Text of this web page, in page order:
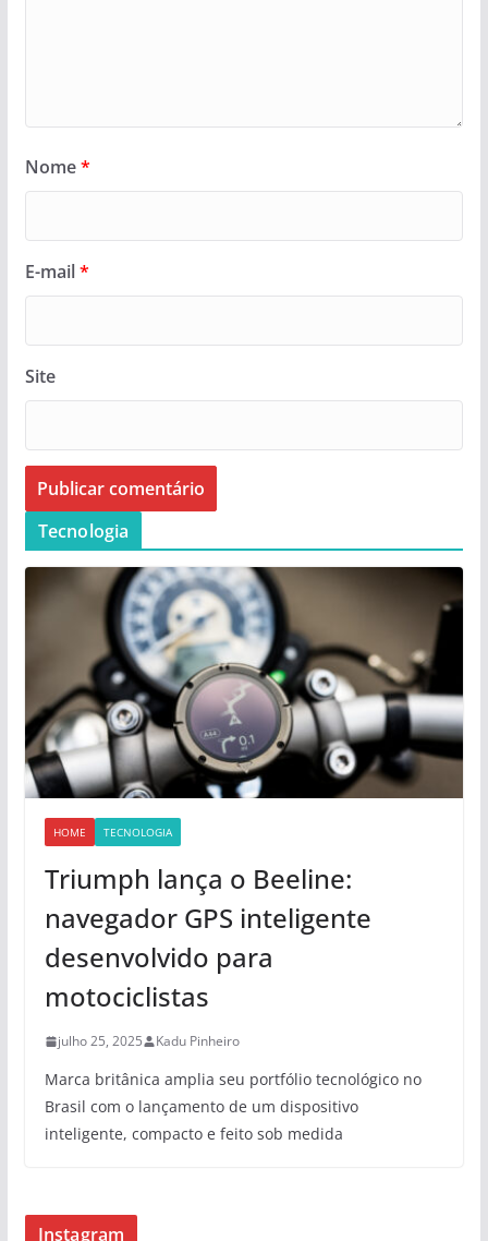
Nome*
E-mail*
Site
Tecnologia
HOME TECNOLOGIA
Triumph lança o Beeline:
navegador GPS inteligente
desenvolvido para
motociclistas
julho 25, 2025 Kadu Pinheiro
Marca britânica amplia seu portfólio tecnológico no
Brasil com o lançamento de um dispositivo
inteligente, compacto e feito sob medida
Instagram